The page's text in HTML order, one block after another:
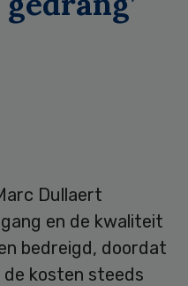
Dullaert
en de kwaliteit
bedreigd, doordat
de kosten steeds